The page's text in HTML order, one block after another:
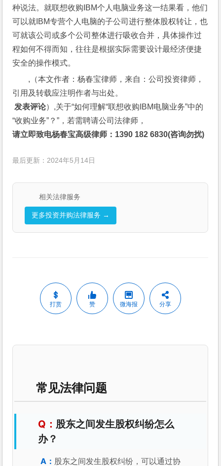
种说法。就联想收购IBM个人电脑业务这一结果看，他们
可以就IBM专营个人电脑的子公司进行整体股权转让，也
可就该公司或多个公司整体进行吸收合并，具体操作过
程如何不得而知，往往是根据实际需要设计最经济便捷
安全的操作模式。
,（本文作者：杨春宝律师，来自：公司投资律师，
引用及转载应注明作者与出处。
发表评论）,关于“如何理解“联想收购IBM电脑业务”中的
“收购业务”？”，若需聘请公司法律师，
请立即致电杨春宝高级律师：1390 182 6830(咨询勿扰)
最后更新：2024年5月14日
相关法律服务
更多投资并购法律服务 →
打赏 赞 微海报 分享
常见法律问题
股东之间发生股权纠纷怎么
办？
股东之间发生股权纠纷，可以通过协